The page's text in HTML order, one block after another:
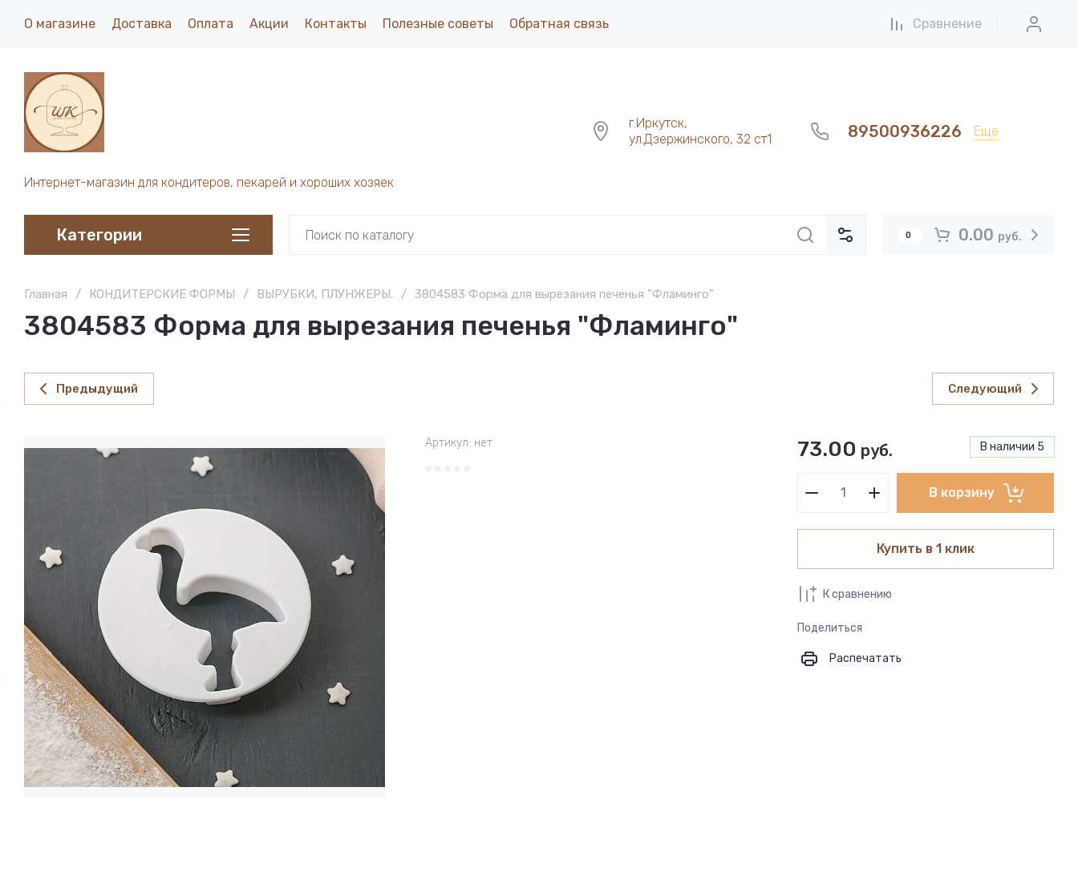
О магазине Доставка Оплата Акции Контакты Полезные советы Обратная связь Сравнение
Интернет-магазин для кондитеров, пекарей и хороших хозяек
г.Иркутск,
ул.Дзержинского, 32 ст1
89500936226 Еще
0 0.00 руб.
Категории
Главная / КОНДИТЕРСКИЕ ФОРМЫ / ВЫРУБКИ, ПЛУНЖЕРЫ. / 3804583 Форма для вырезания печенья "Фламинго"
3804583 Форма для вырезания печенья "Фламинго"
Предыдущий Следующий
Артикул: нет В наличии 5
73.00 руб.
В корзину
Купить в 1 клик
К сравнению
Поделиться
Распечатать